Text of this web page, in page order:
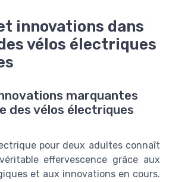
innovations dans
vélos électriques
marquantes
des vélos électriques
pour deux adultes connaît
effervescence grâce aux
et aux innovations en cours.